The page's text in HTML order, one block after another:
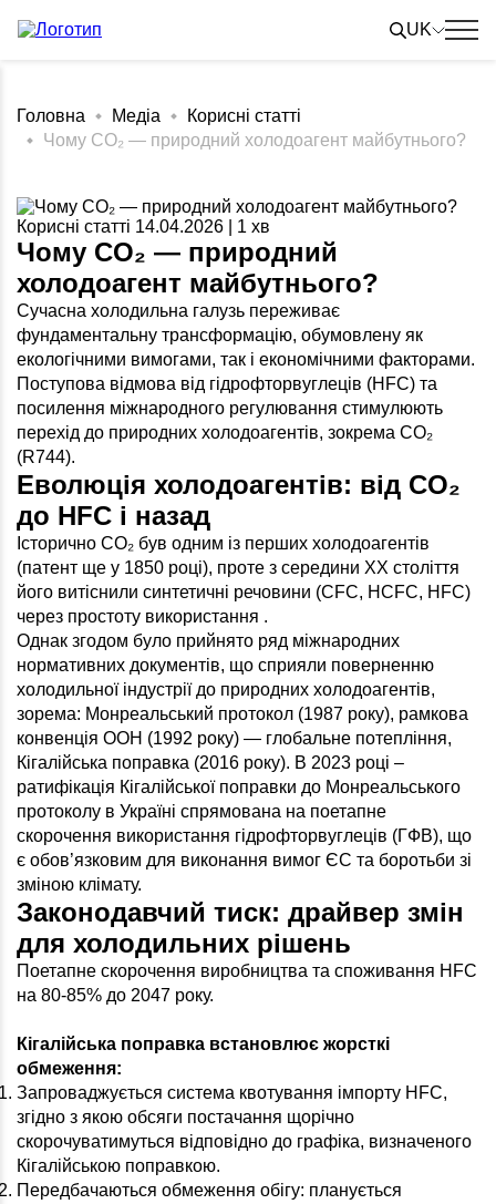
UK
Головна Медіа
Корисні статті
Чому CO₂ — природний холодоагент майбутнього?
Корисні статті 14.04.2026 | 1 хв
Чому CO₂ — природний
холодоагент майбутнього?
Сучасна холодильна галузь переживає
фундаментальну трансформацію, обумовлену як
екологічними вимогами, так і економічними факторами.
Поступова відмова від гідрофторвуглеців (HFC) та
посилення міжнародного регулювання стимулюють
перехід до природних холодоагентів, зокрема CO₂
(R744).
Еволюція холодоагентів: від CO₂
до HFC і назад
Історично CO₂ був одним із перших холодоагентів
(патент ще у 1850 році), проте з середини ХХ століття
його витіснили синтетичні речовини (CFC, HCFC, HFC)
через простоту використання .
Однак згодом було прийнято ряд міжнародних
нормативних документів, що сприяли поверненню
холодильної індустрії до природних холодоагентів,
зорема: Монреальський протокол (1987 року), рамкова
конвенція ООН (1992 року) — глобальне потепління,
Кігалійська поправка (2016 року). В 2023 році –
ратифікація Кігалійської поправки до Монреальського
протоколу в Україні спрямована на поетапне
скорочення використання гідрофторвуглеців (ГФВ), що
є обов’язковим для виконання вимог ЄС та боротьби зі
зміною клімату.
Законодавчий тиск: драйвер змін
для холодильних рішень
Поетапне скорочення виробництва та споживання HFC
на 80-85% до 2047 року.
Кігалійська поправка встановлює жорсткі
обмеження:
Запроваджується система квотування імпорту HFC,
згідно з якою обсяги постачання щорічно
скорочуватимуться відповідно до графіка, визначеного
Кігалійською поправкою.
Передбачаються обмеження обігу: планується